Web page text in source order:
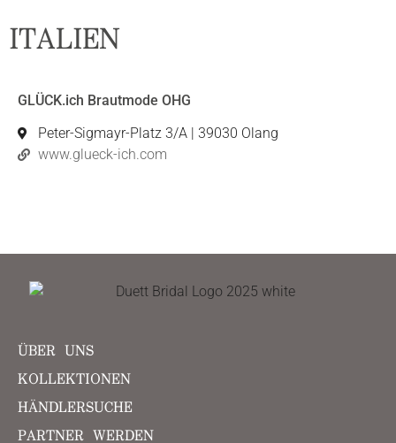
ITALIEN
GLÜCK.ich Brautmode OHG
Peter-Sigmayr-Platz 3/A | 39030 Olang
www.glueck-ich.com
ÜBER UNS
KOLLEKTIONEN
HÄNDLERSUCHE
PARTNER WERDEN